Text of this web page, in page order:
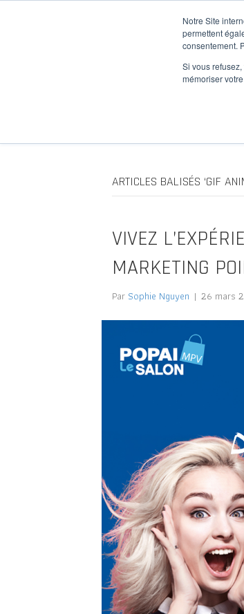
Notre Site
permettent
consentement.
Si vous
mémoriser
L’agence
ARTICLES BALISÉS ‘GIF
VIVEZ
MARKETING
Par Sophie Nguyen | 26 mars